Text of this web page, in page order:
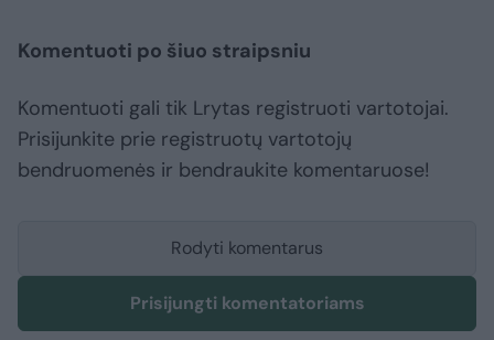
Komentuoti po šiuo straipsniu
Komentuoti gali tik Lrytas registruoti vartotojai.
Prisijunkite prie registruotų vartotojų
bendruomenės ir bendraukite komentaruose!
Rodyti komentarus
Prisijungti komentatoriams